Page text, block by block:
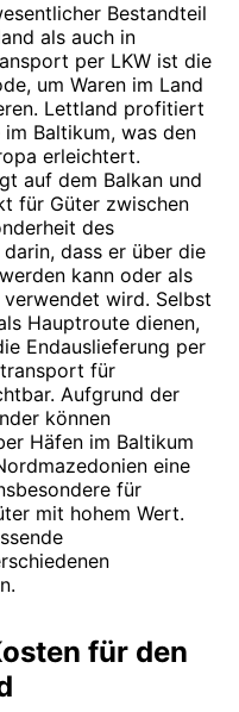
Bestandteil
als auch in
per LKW ist die
um Waren im Land
Lettland profitiert
Baltikum, was den
erleichtert.
auf dem Balkan und
für Güter zwischen
des
dass er über die
kann oder als
wird. Selbst
Hauptroute dienen,
Endauslieferung per
für
Aufgrund der
können
Häfen im Baltikum
eine
für
mit hohem Wert.
für den